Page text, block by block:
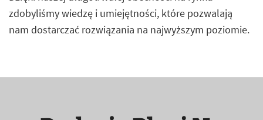
zdobyliśmy wiedzę i umiejętności, które pozwalają
nam dostarczać rozwiązania na najwyższym poziomie.